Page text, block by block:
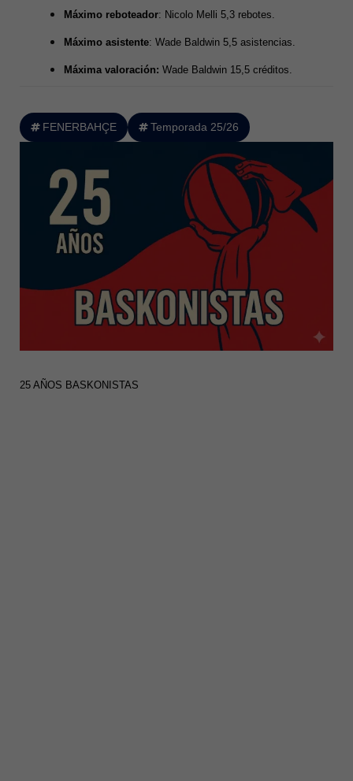
Máximo reboteador: Nicolo Melli 5,3 rebotes.
Máximo asistente: Wade Baldwin 5,5 asistencias.
Máxima valoración: Wade Baldwin 15,5 créditos.
FENERBAHÇE Temporada 25/26
25 AÑOS BASKONISTAS